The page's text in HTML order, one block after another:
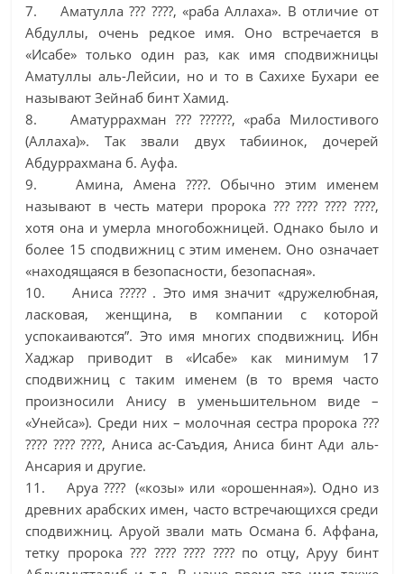
7. Аматулла ??? ????, «раба Аллаха». В отличие от
Абдуллы, очень редкое имя. Оно встречается в
«Исабе» только один раз, как имя сподвижницы
Аматуллы аль-Лейсии, но и то в Сахихе Бухари ее
называют Зейнаб бинт Хамид.
8. Аматуррахман ??? ??????, «раба Милостивого
(Аллаха)». Так звали двух табиинок, дочерей
Абдуррахмана б. Ауфа.
9. Амина, Амена ????. Обычно этим именем
называют в честь матери пророка ??? ???? ???? ????,
хотя она и умерла многобожницей. Однако было и
более 15 сподвижниц с этим именем. Оно означает
«находящаяся в безопасности, безопасная».
10. Аниса ????? . Это имя значит «дружелюбная,
ласковая, женщина, в компании с которой
успокаиваются”. Это имя многих сподвижниц. Ибн
Хаджар приводит в «Исабе» как минимум 17
сподвижниц с таким именем (в то время часто
произносили Анису в уменьшительном виде –
«Унейса»). Среди них – молочная сестра пророка ???
???? ???? ????, Аниса ас-Саъдия, Аниса бинт Ади аль-
Ансария и другие.
11. Аруа ???? («козы» или «орошенная»). Одно из
древних арабских имен, часто встречающихся среди
сподвижниц. Аруой звали мать Османа б. Аффана,
тетку пророка ??? ???? ???? ???? по отцу, Аруу бинт